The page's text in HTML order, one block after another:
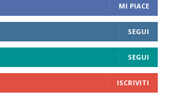
MI PIACE
SEGUI
SEGUI
ISCRIVITI